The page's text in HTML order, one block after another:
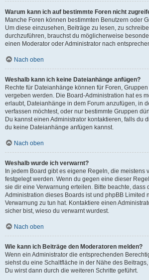
Warum kann ich auf bestimmte Foren nicht
Manche Foren können bestimmten Benutzern oder
Um diese einzusehen, Beiträge zu lesen, zu
durchzuführen, brauchst du möglicherweise
einen Moderator oder Administrator nach
Nach oben
Weshalb kann ich keine Dateianhänge anfügen?
Rechte für Dateianhänge können für Foren,
vergeben werden. Die Board-Administration hat es
erlaubt, Dateianhänge in dem Forum anzufügen, in
verfassen möchtest, oder nur bestimmte Gruppen
Du kannst einen Administrator kontaktieren, falls du
du keine Dateianhänge anfügen kannst.
Nach oben
Weshalb wurde ich verwarnt?
In jedem Board gibt es eigene Regeln, die meistens
festgelegt werden. Wenn du gegen eine dieser
sie dir eine Verwarnung erteilen. Bitte beachte, dass
Administration dieses Boards ist und phpBB Limited
Verwarnung zu tun hat. Kontaktiere einen
sicher bist, wieso du verwarnt wurdest.
Nach oben
Wie kann ich Beiträge den Moderatoren melden?
Wenn ein Administrator die entsprechenden
siehst du eine Schaltfläche in der Nähe des
Du wirst dann durch die weiteren Schritte geführt.